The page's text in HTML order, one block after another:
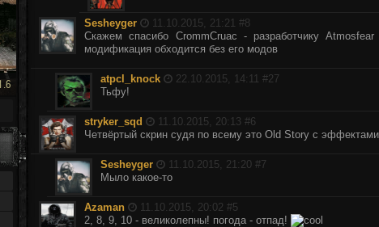
Sesheyger 11.10.2015, 21:21 #8
Скажем спасибо CrommCruac - разработчику
модификация обходится без его модов
atpcl_knock 22.10.2015, 14:11 #27
Тьфу!
stryker_sqd 11.10.2015, 20:13 #6
Четвёртый скрин судя по всему это Old Story с
Sesheyger 11.10.2015, 21:20 #7
Мыло какое-то
Azaman 11.10.2015, 20:02 #5
2, 8, 9, 10 - великолепны! погода - отпад!